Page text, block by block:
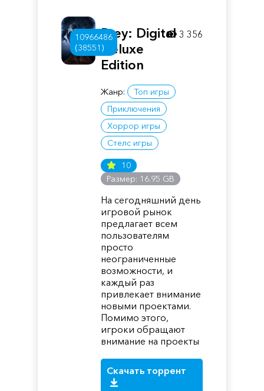
10966486
(38551)
Prey: Digital
Deluxe
Edition
Жанр:
Топ игры
Приключения
Хоррор игры
Стелс игры
10
Размер: 16.95 GB
На сегодняшний день
игровой рынок
предлагает всем
пользователям
просто
неограниченные
возможности, и
каждый раз
привлекает внимание
новыми проектами.
Помимо этого,
игроки обращают
внимание на проекты
Скачать торрент
3 356